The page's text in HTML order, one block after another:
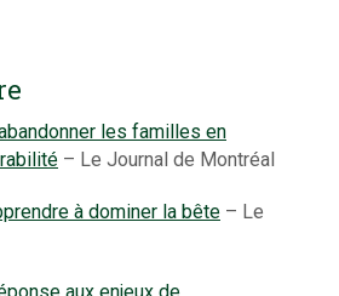
les familles en
– Le Journal de Montréal
à dominer la bête – Le